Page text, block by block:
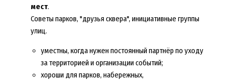
мест.
Советы парков, "друзья сквера", инициативные группы
улиц.
уместны, когда нужен постоянный партнёр по уходу
за территорией и организации событий;
хороши для парков, набережных,